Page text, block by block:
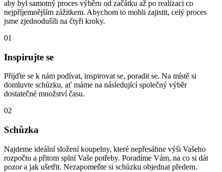
aby byl samotný proces výběru od začátku až po realizaci co
nejpříjemnějším zážitkem. Abychom to mohli zajistit, celý proces
jsme zjednodušili na čtyři kroky.
01
Inspirujte se
Přijďte se k nám podívat, inspirovat se, poradit se. Na místě si
domluvte schůzku, ať máme na následující společný výběr
dostatečné množství času.
02
Schůzka
Najdeme ideální složení koupelny, které nepřesáhne výši Vašeho
rozpočtu a přitom splní Vaše potřeby. Poradíme Vám, na co si dát
pozor a jak ušetřit. Nezapomeňte si schůzku objednat předem.